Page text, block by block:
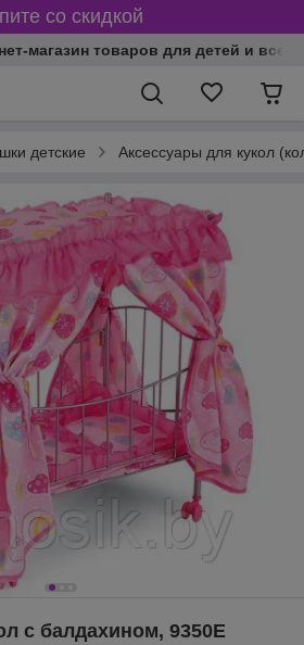
со скидкой
магазин товаров для детей и всей
детские Аксессуары для кукол
с балдахином, 9350E